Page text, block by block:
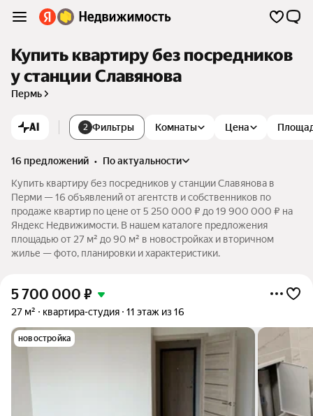
Купить квартиру без посредников
у станции Славянова
Пермь
AI 2 Фильтры Комнаты Цена
16 предложений •
по актуальности
Купить квартиру без посредников у станции Славянова в
Перми — 16 объявлений от агентств и собственников по
продаже квартир по цене от 5 250 000 ₽ до 19 900 000 ₽ на
Яндекс Недвижимости. В нашем каталоге предложения
площадью от 27 м² до 90 м² в новостройках и вторичном
жилье — фото, планировки и характеристики.
5 700 000 ₽
27 м² квартира-студия 11 этаж из 16
новостройка